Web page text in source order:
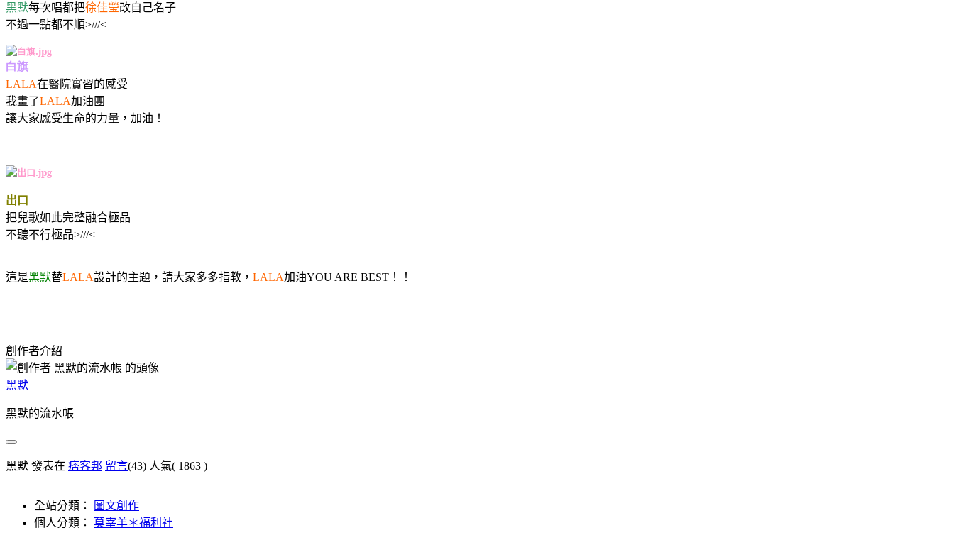
黑默每次唱都把徐佳瑩改自己名子
不過一點都不順>///<
白旗
LALA在醫院實習的感受
我畫了LALA加油團
讓大家感受生命的力量 ，加油！
出口
把兒歌如此完整融合極品
不聽不行極品>///<
這是黑默替LALA設計的主題，請大家多多指教， LALA加油YOU ARE BEST ！！
創作者介紹
黑默
黑默的流水帳
黑默 發表在 痞客邦 留言(43) 人氣( 1863 )
全站分類：
圖文創作
個人分類： 莫宰羊＊福利社